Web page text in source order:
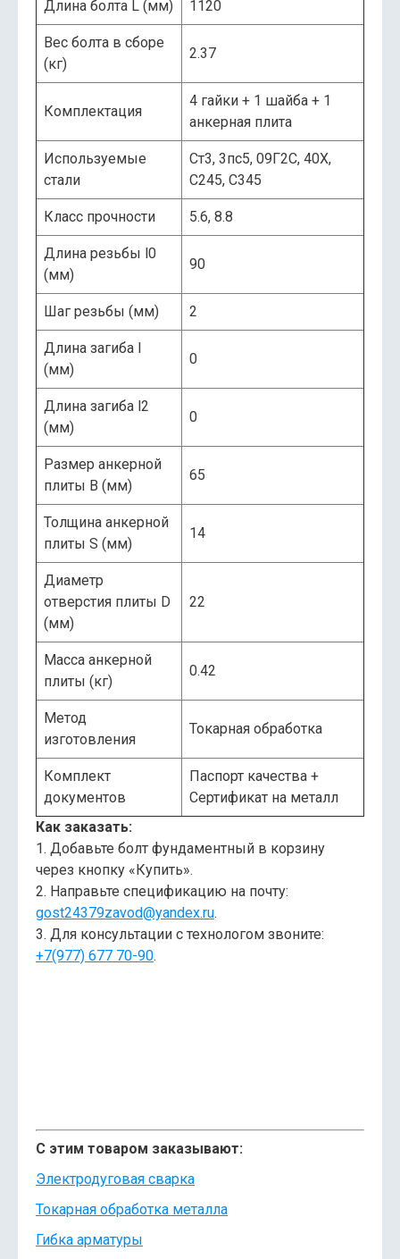
Длина болта L (мм) 1120
Вес болта в сборе
(кг)
2.37
Комплектация
4 гайки + 1 шайба + 1
анкерная плита
Используемые
стали
Ст3, 3пс5, 09Г2С, 40Х,
С245, С345
Класс прочности 5.6, 8.8
Длина резьбы l0
(мм)
90
Шаг резьбы (мм) 2
Длина загиба l
(мм)
0
Длина загиба l2
(мм)
0
Размер анкерной
плиты B (мм)
65
Толщина анкерной
плиты S (мм)
14
Диаметр
отверстия плиты D
(мм)
22
Масса анкерной
плиты (кг)
0.42
Метод
изготовления
Токарная обработка
Комплект
документов
Паспорт качества +
Сертификат на металл
Как заказать:
1. Добавьте болт фундаментный в корзину
через кнопку «Купить».
2. Направьте спецификацию на почту:
gost24379zavod@yandex.ru.
3. Для консультации с технологом звоните:
+7(977) 677 70-90.
С этим товаром заказывают:
Электродуговая сварка
Токарная обработка металла
Гибка арматуры